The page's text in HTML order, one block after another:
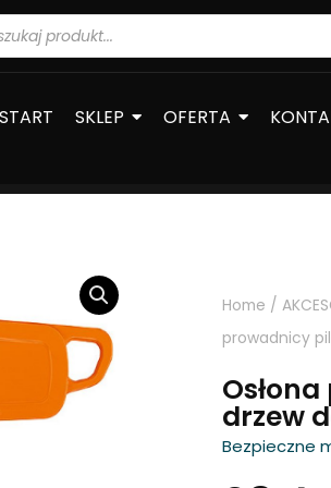
START SKLEP OFERTA
Home /
prowadnicy
drzew
Bezpieczne